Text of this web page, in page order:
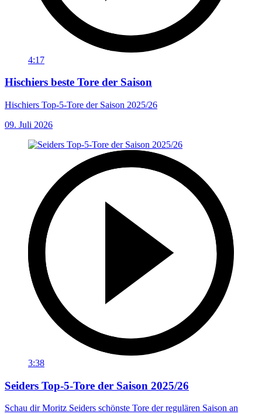
4:17
Hischiers beste Tore der Saison
Hischiers Top-5-Tore der Saison 2025/26
09. Juli 2026
3:38
Seiders Top-5-Tore der Saison 2025/26
Schau dir Moritz Seiders schönste Tore der regulären Saison an